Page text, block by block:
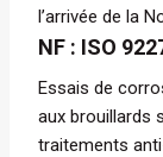
l’arrivée de la
NF : ISO
Essais de
aux brouillards
traitements